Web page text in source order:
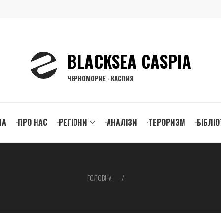
BLACKSEA CASPIA
ЧЕРНОМОРИЕ - КАСПИЯ
ПРО НАС РЕГІОНИ АНАЛІЗИ ТЕРОРИЗМ
ГОЛОВНА